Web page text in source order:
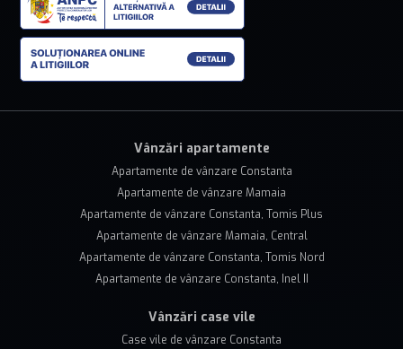
Vânzări apartamente
Apartamente de vânzare Constanta
Apartamente de vânzare Mamaia
Apartamente de vânzare Constanta, Tomis Plus
Apartamente de vânzare Mamaia, Central
Apartamente de vânzare Constanta, Tomis Nord
Apartamente de vânzare Constanta, Inel II
Vânzări case vile
Case vile de vânzare Constanta